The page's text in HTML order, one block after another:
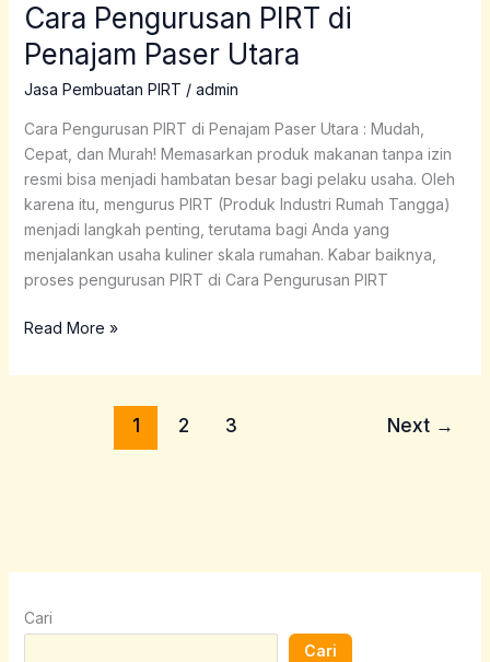
Cara Pengurusan PIRT di
Penajam Paser Utara
Jasa Pembuatan PIRT / admin
Cara Pengurusan PIRT di Penajam Paser Utara : Mudah,
Cepat, dan Murah! Memasarkan produk makanan tanpa izin
resmi bisa menjadi hambatan besar bagi pelaku usaha. Oleh
karena itu, mengurus PIRT (Produk Industri Rumah Tangga)
menjadi langkah penting, terutama bagi Anda yang
menjalankan usaha kuliner skala rumahan. Kabar baiknya,
proses pengurusan PIRT di Cara Pengurusan PIRT
Cara
PIRT
di
Paser
Utara
Read More »
1 2 3 Next →
Cari
Cari